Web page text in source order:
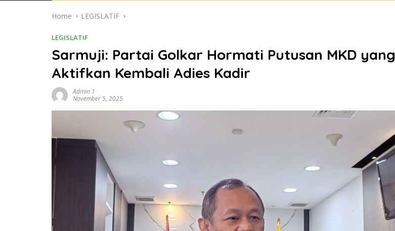
Home LEGISLATIF
LEGISLATIF
Sarmuji: Partai Golkar Hormati Putusan MKD yang
Aktifkan Kembali Adies Kadir
Admin 1
November 5, 2025